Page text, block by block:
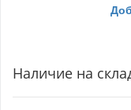
Наличие на